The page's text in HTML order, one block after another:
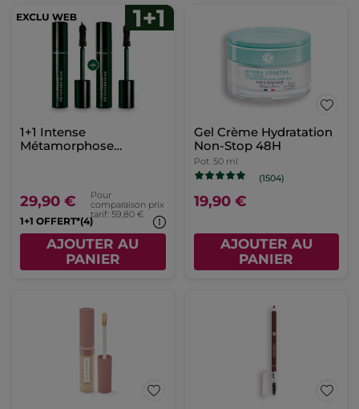
1+1 Intense
Métamorphose
29,90 €
Pour
comparaison prix
tarif: 59,80 €
1+1 OFFERT*(4)
AJOUTER AU
PANIER
Gel Crème Hydratation
Non-Stop 48H
Pot 50 ml
(1504)
19,90 €
AJOUTER AU
PANIER